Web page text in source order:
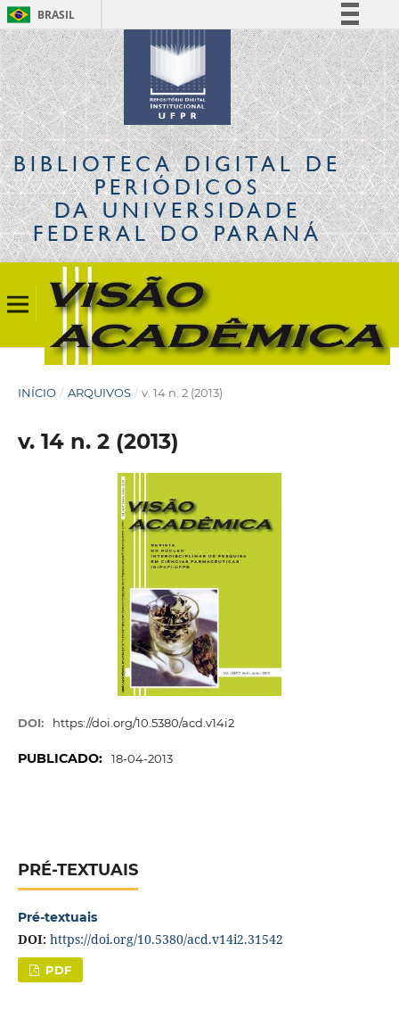
BRASIL
Simplifique!
Comunica BR
Participe
Acesso à informação
Legislação
Canais
BIBLIOTECA DIGITALDE
PERIÓDICOS
DA UNIVERSIDADE
FEDERAL DO PARANÁ
INÍCIO / ARQUIVOS / v. 14 n. 2 (2013)
v. 14 n. 2 (2013)
DOI: https://doi.org/10.5380/acd.v14i2
PUBLICADO: 18-04-2013
PRÉ-TEXTUAIS
Pré-textuais
DOI: https://doi.org/10.5380/acd.v14i2.31542
PDF